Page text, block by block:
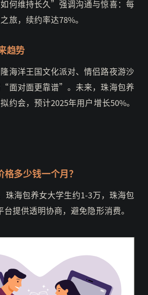
何维持长久”强调沟通与惊喜：每
旅，续约率达78%。
趋势
海洋王国文化派对、情侣路夜游沙
面对面更靠谱”。未来，珠海包养
约会，预计2025年用户增长50%。
多少钱一个月？
珠海包养女大学生约1-3万，珠海包
提供透明协商，避免隐形消费。